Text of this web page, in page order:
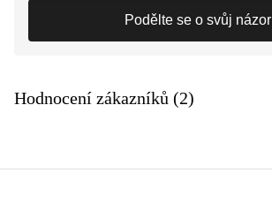
Podělte se o svůj názor
Hodnocení zákazníků (2)